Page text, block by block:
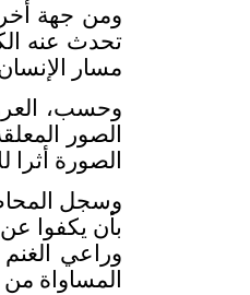
ومن جهة
تحدث عنه
مسار
وحسب،
الصور
الصورة
وسجل
بأن يكفوا
وراعي
المساواة